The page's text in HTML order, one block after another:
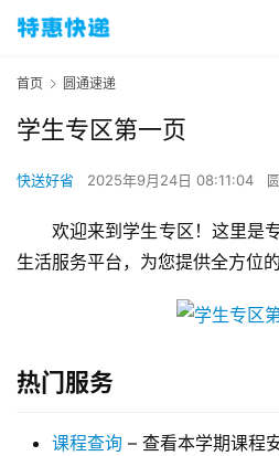
首页 圆通速递
学生专区第一页
快送好省 2025年9月24日 08:11:04
欢迎来到学生专区！这里是
生活服务平台，为您提供全方位
热门服务
课程查询 – 查看本学期课程